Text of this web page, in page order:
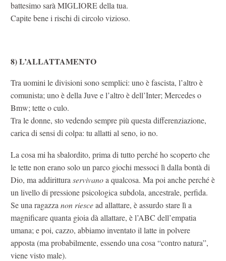
battesimo sarà MIGLIORE della tua.
Capite bene i rischi di circolo vizioso.
8) L’ALLATTAMENTO
Tra uomini le divisioni sono semplici: uno è fascista, l’altro è
comunista; uno è della Juve e l’altro è dell’Inter; Mercedes o
Bmw; tette o culo.
Tra le donne, sto vedendo sempre più questa differenziazione,
carica di sensi di colpa: tu allatti al seno, io no.
La cosa mi ha sbalordito, prima di tutto perché ho scoperto che
le tette non erano solo un parco giochi messoci lì dalla bontà di
Dio, ma addirittura servivanoa qualcosa. Ma poi anche perché è
un livello di pressione psicologica subdola, ancestrale, perfida.
Se una ragazza non riescead allattare, è assurdo stare lì a
magnificare quanta gioia dà allattare, è l’ABC dell’empatia
umana; e poi, cazzo, abbiamo inventato il latte in polvere
apposta (ma probabilmente, essendo una cosa “contro natura”,
viene visto male).